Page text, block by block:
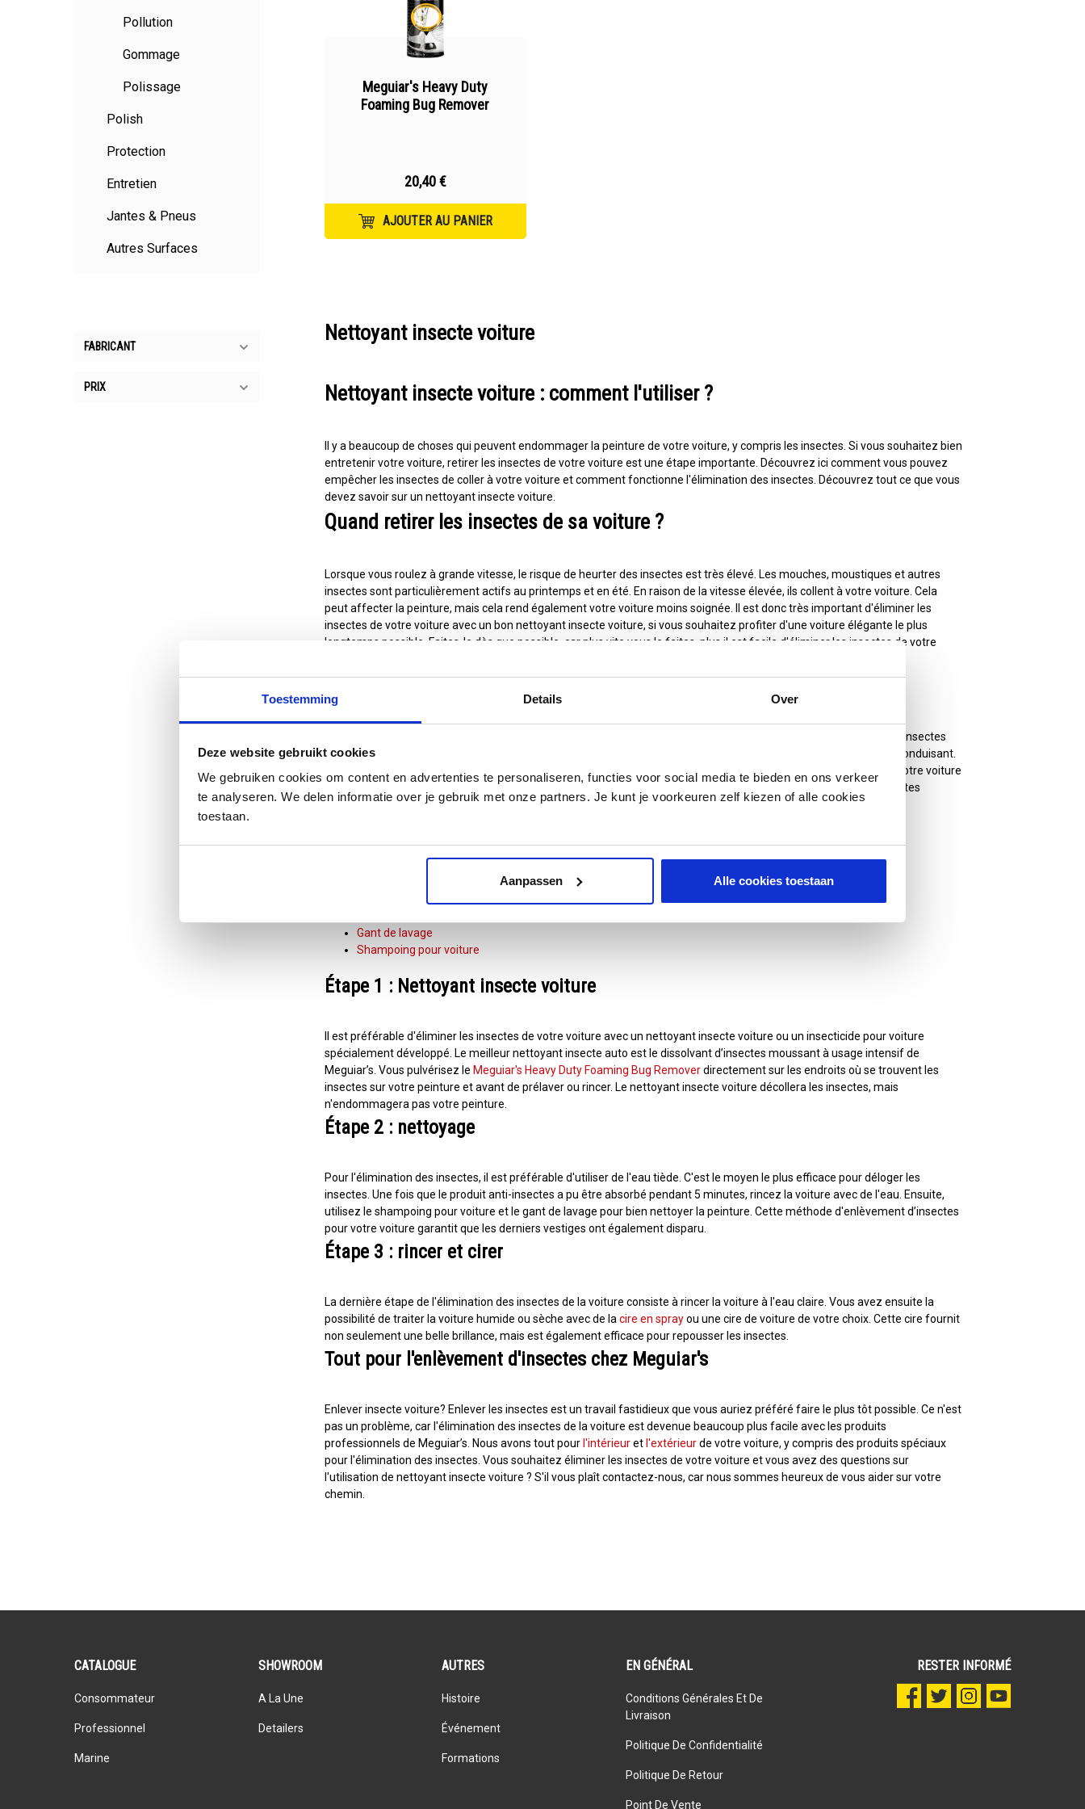
Toestemming Details Over
Deze website gebruikt cookies
We gebruiken cookies om content en advertenties te personaliseren, functies voor social media te bieden en ons verkeer
te analyseren. We delen informatie over je gebruik met onze partners. Je kunt je voorkeuren zelf kiezen of alle cookies
toestaan.
Aanpassen Alle cookies toestaan
Pollution
Gommage
Polissage
Polish
Protection
Entretien
Jantes & Pneus
Autres Surfaces
FABRICANT
PRIX
Meguiar's Heavy Duty
Foaming Bug Remover
20,40 €
AJOUTER AU PANIER
Nettoyant insecte voiture
Nettoyant insecte voiture : comment l'utiliser ?
Il y a beaucoup de choses qui peuvent endommager la peinture de votre voiture, y compris les insectes. Si vous souhaitez bien
entretenir votre voiture, retirer les insectes de votre voiture est une étape importante. Découvrez ici comment vous pouvez
empêcher les insectes de coller à votre voiture et comment fonctionne l'élimination des insectes. Découvrez tout ce que vous
devez savoir sur un nettoyant insecte voiture.
Quand retirer les insectes de sa voiture ?
Lorsque vous roulez à grande vitesse, le risque de heurter des insectes est très élevé. Les mouches, moustiques et autres
insectes sont particulièrement actifs au printemps et en été. En raison de la vitesse élevée, ils collent à votre voiture. Cela
peut affecter la peinture, mais cela rend également votre voiture moins soignée. Il est donc très important d'éliminer les
insectes de votre voiture avec un bon nettoyant insecte voiture, si vous souhaitez profiter d'une voiture élégante le plus
longtemps possible. Faites-le dès que possible, car plus vite vous le faites, plus il est facile d'éliminer les insectes de votre
Comment éviter les insectes sur votre voiture ?
Comment utiliser un nettoyant insecte voiture? En automne et en hiver, vous n'avez pas à vous soucier autant des insectes
sur votre voiture, mais pendant la haute saison des insectes, il est presque inévitable que vous les rencontriez en conduisant.
Vous ne voulez pas utiliser un nettoyant insecte voiture chaque fois sur votre voiture ? Choisissez alors de traiter votre voiture
. Une bonne cire sert de couche protectrice pour votre voiture, mais garantit également que les insectes
adhèrent moins facilement. De cette façon, vous passez moins de temps à enlever les insectes de la voiture.
Si vous allez retirer les insectes de votre voiture, vous aurez besoin d'un certain nombre de produits :
Gant de lavage
Shampoing pour voiture
Étape 1 : Nettoyant insecte voiture
Il est préférable d'éliminer les insectes de votre voiture avec un nettoyant insecte voiture ou un insecticide pour voiture
spécialement développé. Le meilleur nettoyant insecte auto est le dissolvant d’insectes moussant à usage intensif de
Meguiar’s. Vous pulvérisez le Meguiar's Heavy Duty Foaming Bug Removerdirectement sur les endroits où se trouvent les
insectes sur votre peinture et avant de prélaver ou rincer. Le nettoyant insecte voiture décollera les insectes, mais
n'endommagera pas votre peinture.
Étape 2 : nettoyage
Pour l'élimination des insectes, il est préférable d'utiliser de l'eau tiède. C'est le moyen le plus efficace pour déloger les
insectes. Une fois que le produit anti-insectes a pu être absorbé pendant 5 minutes, rincez la voiture avec de l'eau. Ensuite,
utilisez le shampoing pour voiture et le gant de lavage pour bien nettoyer la peinture. Cette méthode d'enlèvement d’insectes
pour votre voiture garantit que les derniers vestiges ont également disparu.
Étape 3 : rincer et cirer
La dernière étape de l'élimination des insectes de la voiture consiste à rincer la voiture à l'eau claire. Vous avez ensuite la
possibilité de traiter la voiture humide ou sèche avec de la cire en sprayou une cire de voiture de votre choix. Cette cire fournit
non seulement une belle brillance, mais est également efficace pour repousser les insectes.
Tout pour l'enlèvement d'insectes chez Meguiar's
Enlever insecte voiture? Enlever les insectes est un travail fastidieux que vous auriez préféré faire le plus tôt possible. Ce n'est
pas un problème, car l'élimination des insectes de la voiture est devenue beaucoup plus facile avec les produits
professionnels de Meguiar’s. Nous avons tout pour l'intérieuret l'extérieurde votre voiture, y compris des produits spéciaux
pour l'élimination des insectes. Vous souhaitez éliminer les insectes de votre voiture et vous avez des questions sur
l'utilisation de nettoyant insecte voiture ? S'il vous plaît contactez-nous, car nous sommes heureux de vous aider sur votre
chemin.
RESTER INFORMÉ
CATALOGUE
Consommateur
Professionnel
Marine
SHOWROOM
A La Une
Detailers
AUTRES
Histoire
Événement
Formations
EN GÉNÉRAL
Conditions Générales Et De
Livraison
Politique De Confidentialité
Politique De Retour
Point De Vente